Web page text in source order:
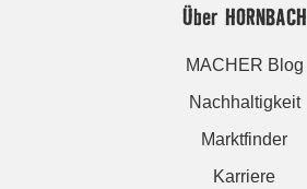
Über HORNBACH
MACHER Blog
Nachhaltigkeit
Marktfinder
Karriere